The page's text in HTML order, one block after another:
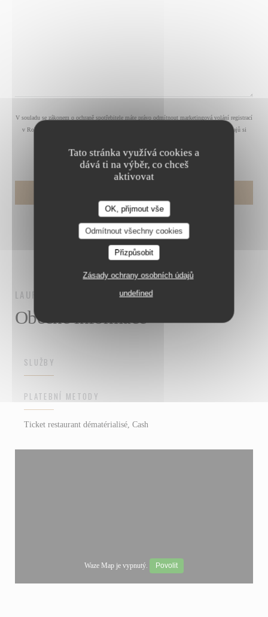
Tato stránka využívá cookies a
dává ti na výběr, co chceš
aktivovat
OK, přijmout vše
Odmítnout všechny cookies
Přizpůsobit
Zásady ochrany osobních údajů
undefined
V souladu se zákonem o ochraně spotřebitele máte právo odmítnout marketingová volání registrací
v Robinsonově seznamu:
. Pro více informací o zpracování vašich údajů si
LAURINA
Obecné informace
SLUŽBY
PLATEBNÍ METODY
Ticket restaurant dématérialisé, Cash
Waze Map je vypnutý. Povolit